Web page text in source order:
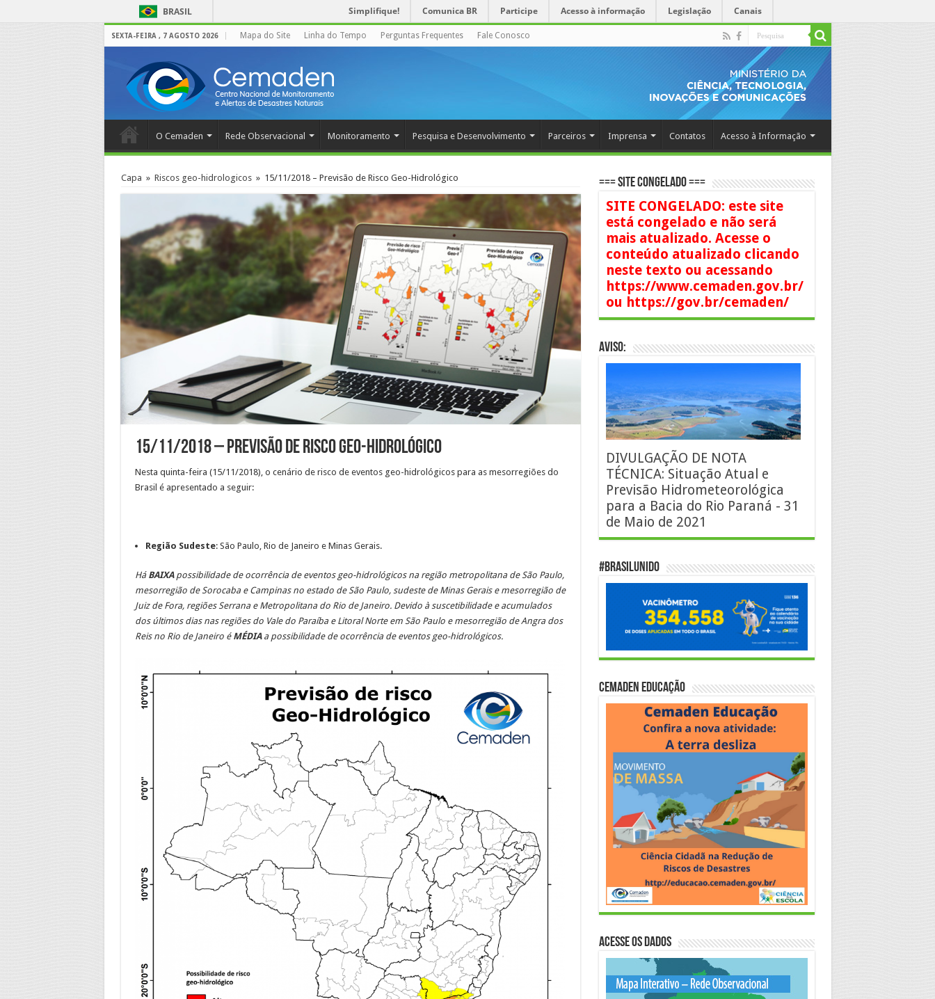
BRASIL Simplifique! Comunica BR Participe Acesso à informação Legislação Canais
SEXTA-FEIRA , 7 AGOSTO 2026 Mapa do Site Linha do Tempo Perguntas Frequentes Fale Conosco
O Cemaden Rede Observacional Monitoramento Pesquisa e Desenvolvimento Parceiros Imprensa Contatos Acesso à Informação
Capa » Riscos geo-hidrologicos » 15/11/2018 – Previsão de Risco Geo-Hidrológico
15/11/2018 – Previsão de Risco Geo-Hidrológico
Nesta quinta-feira (15/11/2018), o cenário de risco de eventos geo-hidrológicos para as mesorregiões do
Brasil é apresentado a seguir:
Região Sudeste: São Paulo, Rio de Janeiro e Minas Gerais.
Há BAIXApossibilidade de ocorrência de eventos geo-hidrológicos na região metropolitana de São Paulo,
mesorregião de Sorocaba e Campinas no estado de São Paulo, sudeste de Minas Gerais e mesorregião de
Juiz de Fora, regiões Serrana e Metropolitana do Rio de Janeiro. Devido à suscetibilidade e acumulados
dos últimos dias nas regiões do Vale do Paraíba e Litoral Norte em São Paulo e mesorregião de Angra dos
Reis no Rio de Janeiro é MÉDIAa possibilidade de ocorrência de eventos geo-hidrológicos.
=== SITE CONGELADO ===
SITE CONGELADO: este site
está congelado e não será
mais atualizado. Acesse o
conteúdo atualizado clicando
neste texto ou acessando
https://www.cemaden.gov.br/
ou https://gov.br/cemaden/
AVISO:
DIVULGAÇÃO DE NOTA
TÉCNICA: Situação Atual e
Previsão Hidrometeorológica
para a Bacia do Rio Paraná - 31
de Maio de 2021
#BrasilUnido
Cemaden Educação
Acesse os Dados